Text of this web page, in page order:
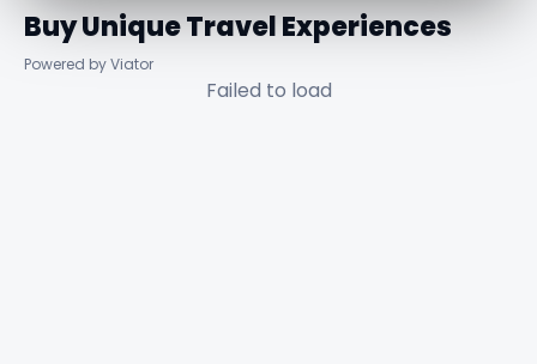
Buy Unique Travel Experiences
Powered by Viator
Failed to load